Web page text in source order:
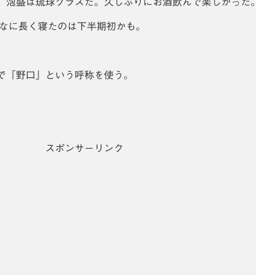
盛は琉球グラスだ。久しぶりにお酒飲んで楽しかった。
に長く寝たのは下半期初かも。
野口」という呼称を使う。
スポンサーリンク